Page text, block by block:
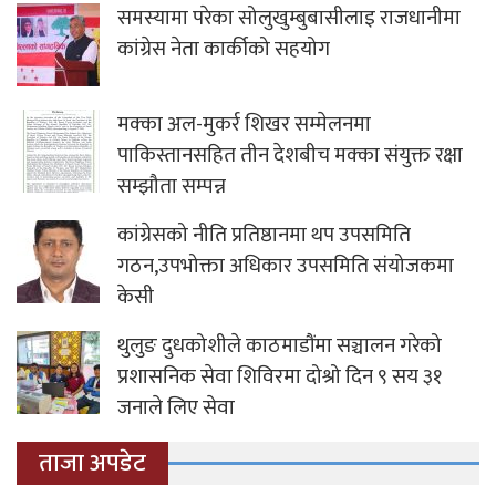
समस्यामा परेका सोलुखुम्बुबासीलाइ राजधानीमा
कांग्रेस नेता कार्कीको सहयोग
मक्का अल-मुकर्र शिखर सम्मेलनमा
पाकिस्तानसहित तीन देशबीच मक्का संयुक्त रक्षा
सम्झौता सम्पन्न
कांग्रेसको नीति प्रतिष्ठानमा थप उपसमिति
गठन,उपभोक्ता अधिकार उपसमिति संयोजकमा
केसी
थुलुङ दुधकोशीले काठमाडौंमा सञ्चालन गरेको
प्रशासनिक सेवा शिविरमा दोश्रो दिन ९ सय ३१
जनाले लिए सेवा
ताजा अपडेट